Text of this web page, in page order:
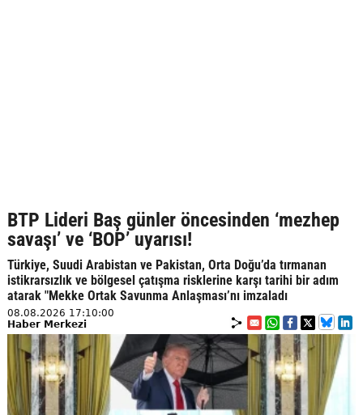
BTP Lideri Baş günler öncesinden ‘mezhep
savaşı’ ve ‘BOP’ uyarısı!
Türkiye, Suudi Arabistan ve Pakistan, Orta Doğu’da tırmanan
istikrarsızlık ve bölgesel çatışma risklerine karşı tarihi bir adım
atarak "Mekke Ortak Savunma Anlaşması’nı imzaladı
08.08.2026 17:10:00
Haber Merkezi